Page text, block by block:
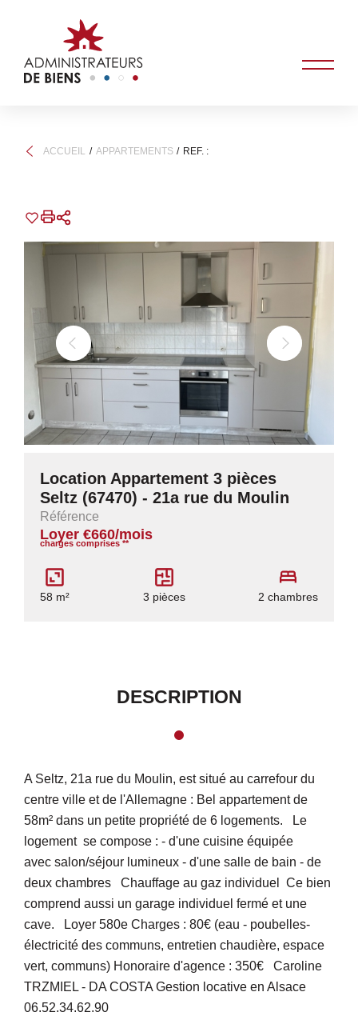
ACCUEIL APPARTEMENTS REF. :
Location Appartement 3 pièces
Seltz (67470) - 21a rue du Moulin
Référence
Loyer €660/mois
charges comprises **
58 m² 3 pièces 2 chambres
DESCRIPTION
A Seltz, 21a rue du Moulin, est situé au carrefour du
centre ville et de l'Allemagne : Bel appartement de
58m² dans un petite propriété de 6 logements. Le
logement se compose : - d'une cuisine équipée
avec salon/séjour lumineux - d'une salle de bain - de
deux chambres Chauffage au gaz individuel Ce bien
comprend aussi un garage individuel fermé et une
cave. Loyer 580e Charges : 80€ (eau - poubelles-
électricité des communs, entretien chaudière, espace
vert, communs) Honoraire d'agence : 350€ Caroline
TRZMIEL - DA COSTA Gestion locative en Alsace
06.52.34.62.90